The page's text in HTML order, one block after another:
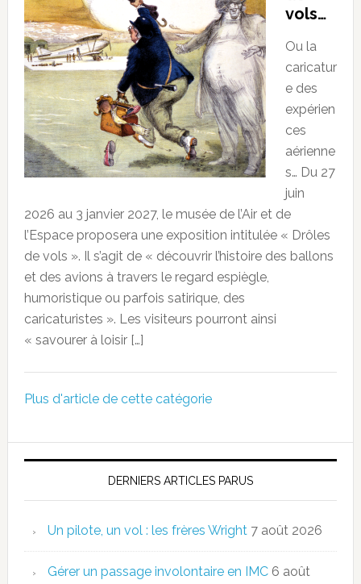
vols…
Ou la
caricatur
e des
expérien
ces
aérienne
s… Du 27
juin
2026 au 3 janvier 2027, le musée de l’Air et de
l’Espace proposera une exposition intitulée « Drôles
de vols ». Il s’agit de « découvrir l’histoire des ballons
et des avions à travers le regard espiègle,
humoristique ou parfois satirique, des
caricaturistes ». Les visiteurs pourront ainsi
« savourer à loisir […]
Plus d'article de cette catégorie
DERNIERS ARTICLES PARUS
Un pilote, un vol : les frères Wright 7 août 2026
Gérer un passage involontaire en IMC 6 août